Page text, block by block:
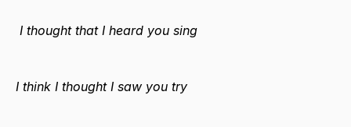
I thought that I heard you sing
I think I thought I saw you try